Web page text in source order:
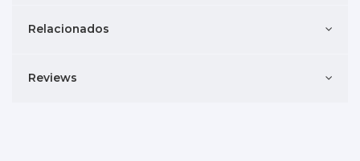
Relacionados
Reviews